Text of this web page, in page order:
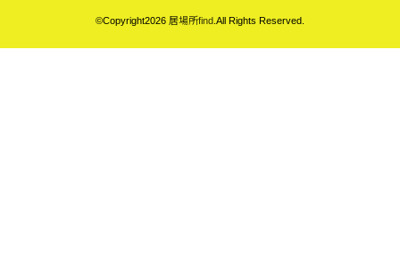
©Copyright2026 居場所find.All Rights Reserved.